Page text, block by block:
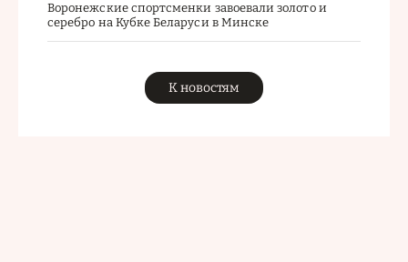
Воронежские спортсменки завоевали золото и
серебро на Кубке Беларуси в Минске
К новостям